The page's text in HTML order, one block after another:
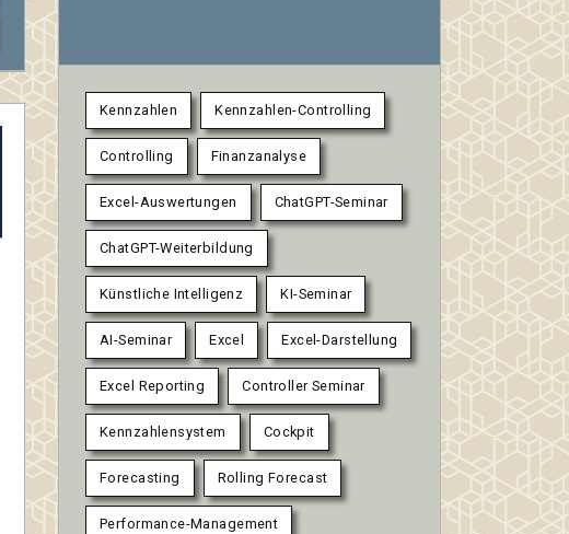
Kennzahlen Kennzahlen-Controlling
Controlling Finanzanalyse
Excel-Auswertungen ChatGPT-Seminar
ChatGPT-Weiterbildung
Künstliche Intelligenz KI-Seminar
AI-Seminar Excel Excel-Darstellung
Excel Reporting Controller Seminar
Kennzahlensystem Cockpit
Forecasting Rolling Forecast
Performance-Management